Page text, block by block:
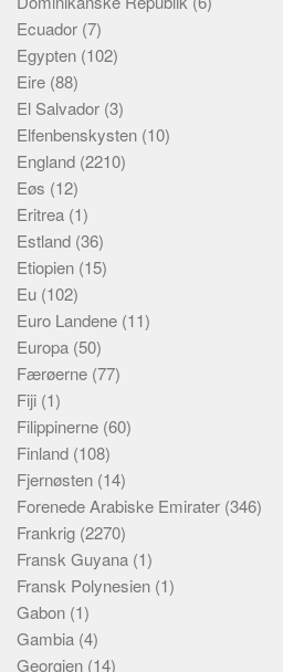
Ecuador (7)
Egypten (102)
Eire (88)
El Salvador (3)
Elfenbenskysten (10)
England (2210)
Eøs (12)
Eritrea (1)
Estland (36)
Etiopien (15)
Eu (102)
Euro Landene (11)
Europa (50)
Færøerne (77)
Fiji (1)
Filippinerne (60)
Finland (108)
Fjernøsten (14)
Forenede Arabiske Emirater (346)
Frankrig (2270)
Fransk Guyana (1)
Fransk Polynesien (1)
Gabon (1)
Gambia (4)
Georgien (14)